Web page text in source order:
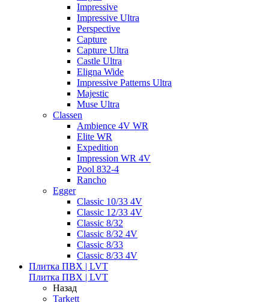
Impressive
Impressive Ultra
Perspective
Capture
Capture Ultra
Castle Ultra
Eligna Wide
Impressive Patterns Ultra
Majestic
Muse Ultra
Classen
Ambience 4V WR
Elite WR
Expedition
Impression WR 4V
Pool 832-4
Rancho
Egger
Classic 10/33 4V
Classic 12/33 4V
Classic 8/32
Classic 8/32 4V
Classic 8/33
Classic 8/33 4V
Плитка ПВХ | LVT
Плитка ПВХ | LVT
Назад
Tarkett